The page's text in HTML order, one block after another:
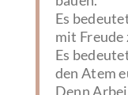
Es
mit Freude
Es
den Atem
Denn